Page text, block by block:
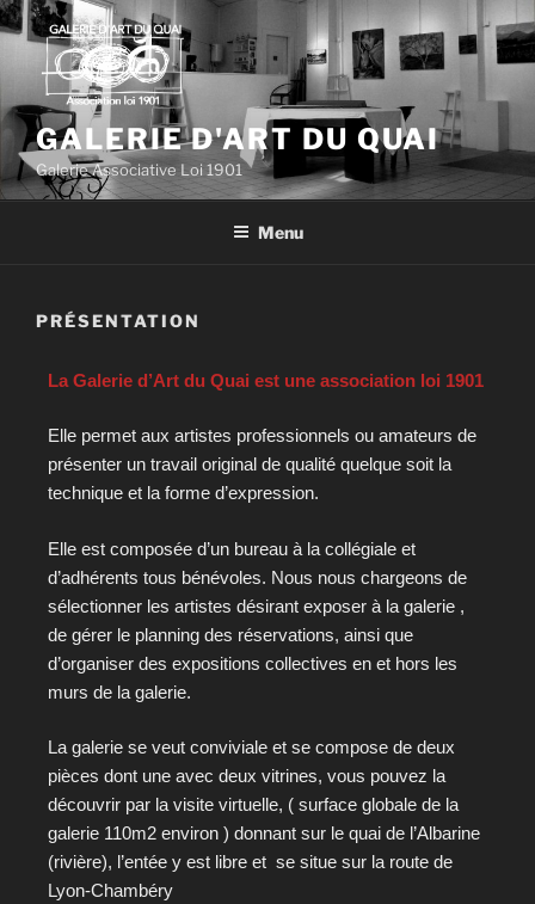
GALERIE D'ART DU QUAI
Galerie Associative Loi 1901
Menu
PRÉSENTATION
La Galerie d’Art du Quai est une association loi 1901
Elle permet aux artistes professionnels ou amateurs de
présenter un travail original de qualité quelque soit la
technique et la forme d’expression.
Elle est composée d’un bureau à la collégiale et
d’adhérents tous bénévoles. Nous nous chargeons de
sélectionner les artistes désirant exposer à la galerie ,
de gérer le planning des réservations, ainsi que
d’organiser des expositions collectives en et hors les
murs de la galerie.
La galerie se veut conviviale et se compose de deux
pièces dont une avec deux vitrines, vous pouvez la
découvrir par la visite virtuelle, ( surface globale de la
galerie 110m2 environ ) donnant sur le quai de l’Albarine
(rivière), l’entée y est libre et se situe sur la route de
Lyon-Chambéry